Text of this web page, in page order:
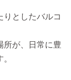
りとしたバルコ
所が、日常に豊